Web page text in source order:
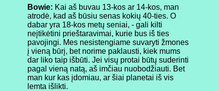
Bowie: Kai aš buvau 13-kos ar 14-kos, man
atrodė, kad aš būsiu senas kokių 40-ties. O
dabar yra 18-kos metų seniai, - gali kilti
neįtikėtini prieštaravimai, kurie bus iš ties
pavojingi. Mes nesistengiame suvaryti žmones
į vieną būrį, bet norime paklausti, kiek mums
dar liko taip išbūti. Jei visų protai būtų suderinti
pagal vieną natą, aš imčiau nuobodžiauti. Bet
man kur kas įdomiau, ar šiai planetai iš vis
lemta išlikti.